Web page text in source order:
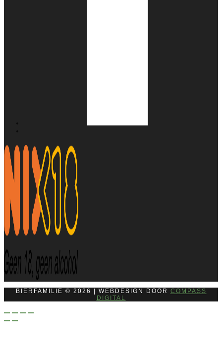
BIERFAMILIE © 2026 | WEBDESIGN DOOR COMPASS
DIGITAL